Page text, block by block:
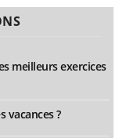
meilleurs exercices
vacances ?